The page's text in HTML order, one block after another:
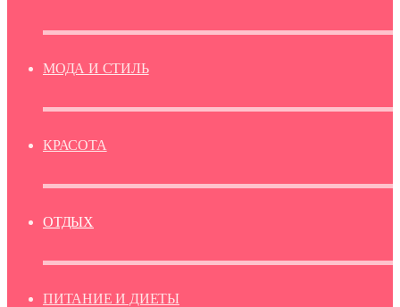
МОДА И СТИЛЬ
КРАСОТА
ОТДЫХ
ПИТАНИЕ И ДИЕТЫ